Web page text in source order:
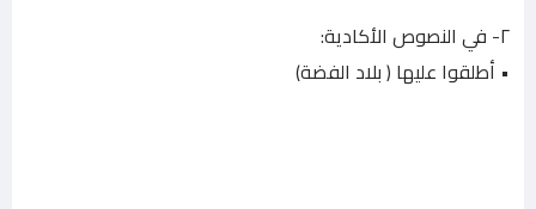
٢- في النصوص الأكادية:
• أطلقوا عليها ( بلاد الفضة)